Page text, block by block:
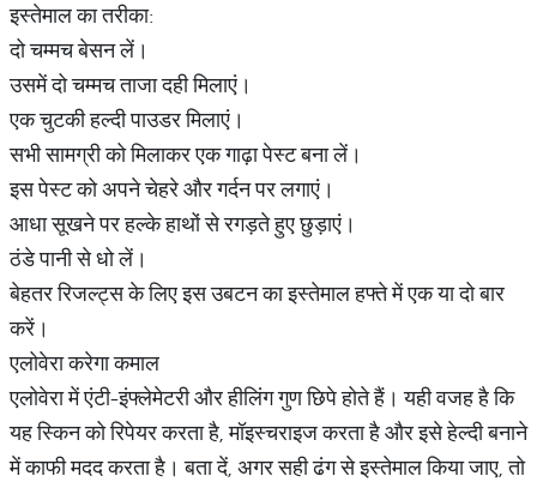
इस्तेमाल का तरीका:
दो चम्मच बेसन लें।
उसमें दो चम्मच ताजा दही मिलाएं।
एक चुटकी हल्दी पाउडर मिलाएं।
सभी सामग्री को मिलाकर एक गाढ़ा पेस्ट बना लें।
इस पेस्ट को अपने चेहरे और गर्दन पर लगाएं।
आधा सूखने पर हल्के हाथों से रगड़ते हुए छुड़ाएं।
ठंडे पानी से धो लें।
बेहतर रिजल्ट्स के लिए इस उबटन का इस्तेमाल हफ्ते में एक या दो बार
करें।
एलोवेरा करेगा कमाल
एलोवेरा में एंटी-इंफ्लेमेटरी और हीलिंग गुण छिपे होते हैं। यही वजह है कि
यह स्किन को रिपेयर करता है, मॉइस्चराइज करता है और इसे हेल्दी बनाने
में काफी मदद करता है। बता दें, अगर सही ढंग से इस्तेमाल किया जाए, तो